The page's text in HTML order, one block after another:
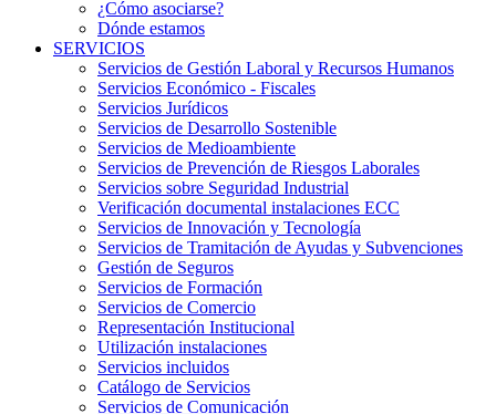
¿Cómo asociarse?
Dónde estamos
SERVICIOS
Servicios de Gestión Laboral y Recursos Humanos
Servicios Económico - Fiscales
Servicios Jurídicos
Servicios de Desarrollo Sostenible
Servicios de Medioambiente
Servicios de Prevención de Riesgos Laborales
Servicios sobre Seguridad Industrial
Verificación documental instalaciones ECC
Servicios de Innovación y Tecnología
Servicios de Tramitación de Ayudas y Subvenciones
Gestión de Seguros
Servicios de Formación
Servicios de Comercio
Representación Institucional
Utilización instalaciones
Servicios incluidos
Catálogo de Servicios
Servicios de Comunicación